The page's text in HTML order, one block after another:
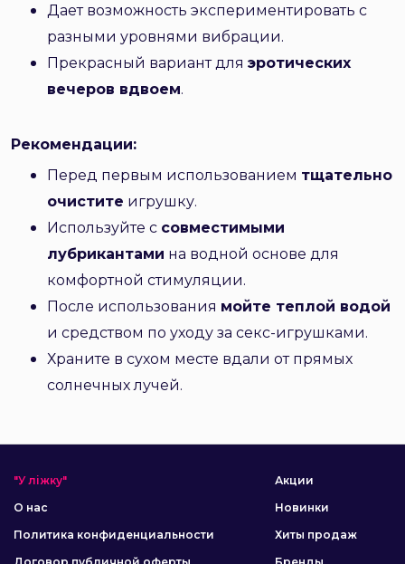
Дает возможность экспериментировать с
разными уровнями вибрации.
Прекрасный вариант для эротических
вечеров вдвоем.
Рекомендации:
Перед первым использованием тщательно
очистите игрушку.
Используйте с совместимыми
лубрикантами на водной основе для
комфортной стимуляции.
После использования мойте теплой водой
и средством по уходу за секс-игрушками.
Храните в сухом месте вдали от прямых
солнечных лучей.
"У ліжку"
О нас
Политика конфиденциальности
Акции
Новинки
Хиты продаж